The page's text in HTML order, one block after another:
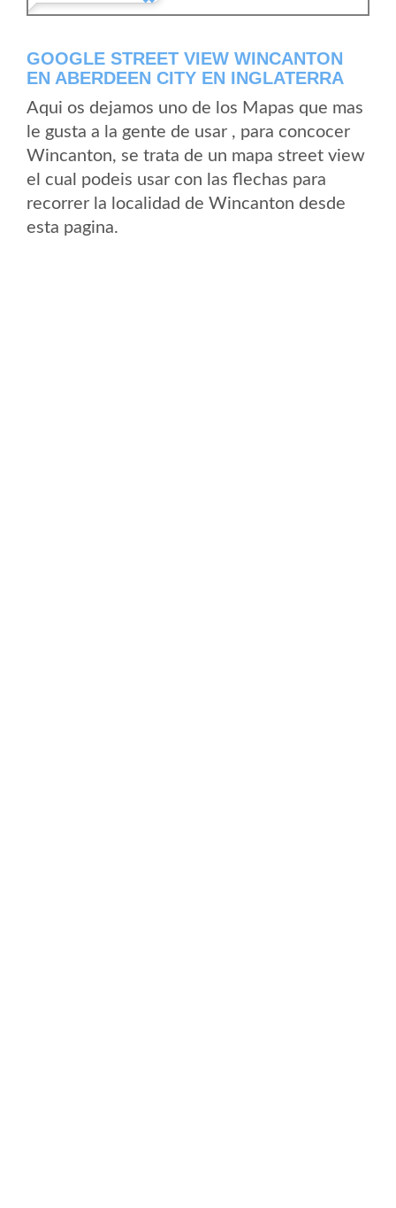
GOOGLE STREET VIEW WINCANTON
EN ABERDEEN CITY EN INGLATERRA
Aqui os dejamos uno de los Mapas que mas
le gusta a la gente de usar , para concocer
Wincanton, se trata de un mapa street view
el cual podeis usar con las flechas para
recorrer la localidad de Wincanton desde
esta pagina.